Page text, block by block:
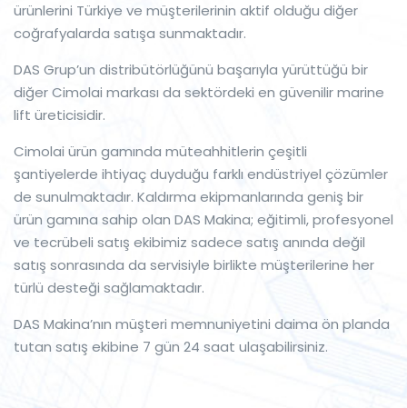
ürünlerini Türkiye ve müşterilerinin aktif olduğu diğer
coğrafyalarda satışa sunmaktadır.
DAS Grup’un distribütörlüğünü başarıyla yürüttüğü bir
diğer Cimolai markası da sektördeki en güvenilir marine
lift üreticisidir.
Cimolai ürün gamında müteahhitlerin çeşitli
şantiyelerde ihtiyaç duyduğu farklı endüstriyel çözümler
de sunulmaktadır. Kaldırma ekipmanlarında geniş bir
ürün gamına sahip olan DAS Makina; eğitimli, profesyonel
ve tecrübeli satış ekibimiz sadece satış anında değil
satış sonrasında da servisiyle birlikte müşterilerine her
türlü desteği sağlamaktadır.
DAS Makina’nın müşteri memnuniyetini daima ön planda
tutan satış ekibine 7 gün 24 saat ulaşabilirsiniz.